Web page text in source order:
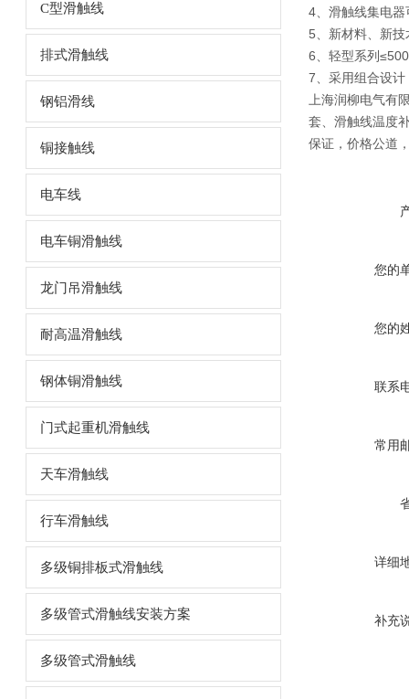
C型滑触线
排式滑触线
钢铝滑线
铜接触线
电车线
电车铜滑触线
龙门吊滑触线
耐高温滑触线
钢体铜滑触线
门式起重机滑触线
天车滑触线
行车滑触线
多级铜排板式滑触线
多级管式滑触线安装方案
多级管式滑触线
4、滑触线集电
5、新材料、新
6、轻型系列
7、采用组合设
上海润柳电气有
套、滑触线温度
保证，价格公道
您的
您的
联系
常用
详细
补充